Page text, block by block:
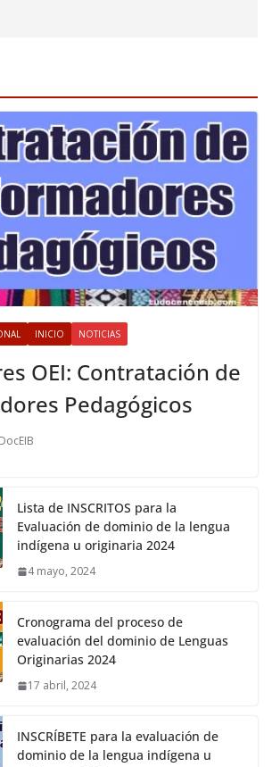
INICIO NOTICIAS
OEI: Contratación de
Pedagógicos
Lista de INSCRITOS para la
Evaluación de dominio de la lengua
indígena u originaria 2024
4 mayo, 2024
Cronograma del proceso de
evaluación del dominio de Lenguas
Originarias 2024
17 abril, 2024
INSCRÍBETE para la evaluación de
dominio de la lengua indígena u